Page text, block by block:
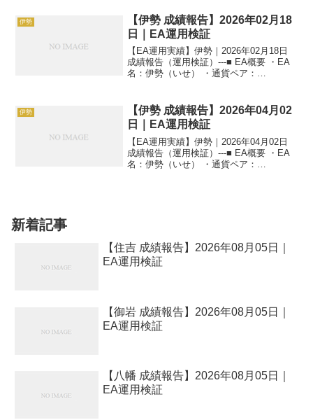
稼働 ---■ 本日の運用成績【...
伊勢
【伊勢 成績報告】2026年02月18
日｜EA運用検証
【EA運用実績】伊勢｜2026年02月18日
成績報告（運用検証）---■ EA概要 ・EA
名：伊勢（いせ） ・通貨ペア：
稼働 ---■ 本日の運用成績【...
伊勢
【伊勢 成績報告】2026年04月02
日｜EA運用検証
【EA運用実績】伊勢｜2026年04月02日
成績報告（運用検証）---■ EA概要 ・EA
名：伊勢（いせ） ・通貨ペア：
新着記事
【住吉 成績報告】2026年08月05日｜
EA運用検証
【御岩 成績報告】2026年08月05日｜
EA運用検証
【八幡 成績報告】2026年08月05日｜
EA運用検証